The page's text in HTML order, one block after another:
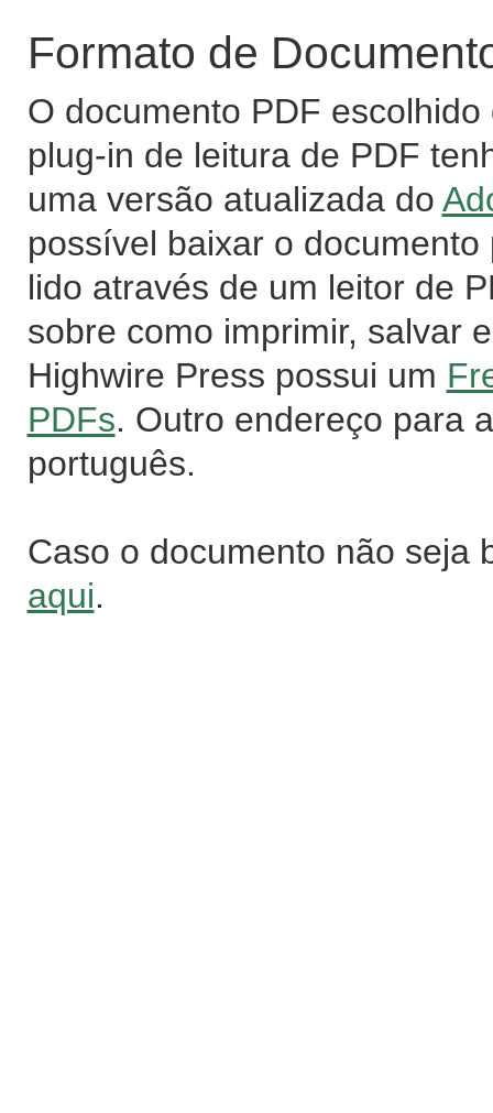
Formato de
O documento PDF
plug-in de leitura de PDF
uma versão atualizada do
possível baixar o
lido através de um leitor de
sobre como imprimir, salvar
Highwire Press possui um
PDFs. Outro endereço para
português.
Caso o documento não seja
aqui.